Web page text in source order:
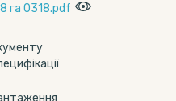
га 0318.pdf